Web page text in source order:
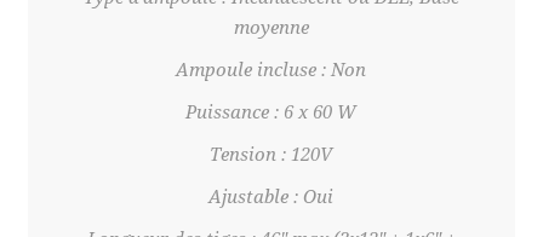
moyenne
Ampoule incluse : Non
Puissance : 6 x 60 W
Tension : 120V
Ajustable : Oui